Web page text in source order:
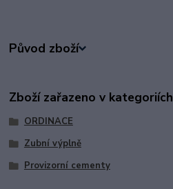
Původ zboží
Zboží zařazeno v kategoriích
ORDINACE
Zubní výplně
Provizorní cementy